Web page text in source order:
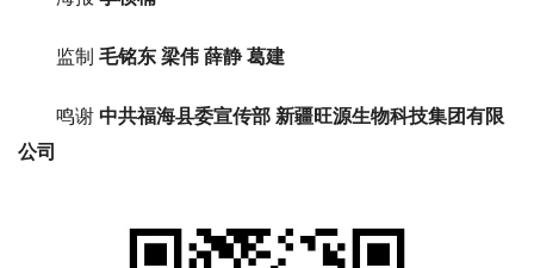
监制 毛铭东 梁伟 薛静 葛建
鸣谢 中共福海县委宣传部 新疆旺源生物科技集团有限
公司